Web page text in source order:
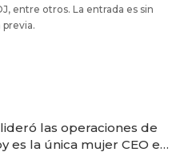
entre otros. La entrada es sin
las operaciones de
es la única mujer CEO en